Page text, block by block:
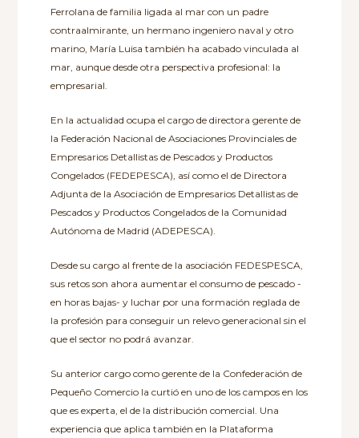
Ferrolana de familia ligada al mar con un padre
contraalmirante, un hermano ingeniero naval y otro
marino, María Luisa también ha acabado vinculada al
mar, aunque desde otra perspectiva profesional: la
empresarial.
En la actualidad ocupa el cargo de directora gerente de
la Federación Nacional de Asociaciones Provinciales de
Empresarios Detallistas de Pescados y Productos
Congelados (FEDEPESCA), así como el de Directora
Adjunta de la Asociación de Empresarios Detallistas de
Pescados y Productos Congelados de la Comunidad
Autónoma de Madrid (ADEPESCA).
Desde su cargo al frente de la asociación FEDESPESCA,
sus retos son ahora aumentar el consumo de pescado -
en horas bajas- y luchar por una formación reglada de
la profesión para conseguir un relevo generacional sin el
que el sector no podrá avanzar.
Su anterior cargo como gerente de la Confederación de
Pequeño Comercio la curtió en uno de los campos en los
que es experta, el de la distribución comercial. Una
experiencia que aplica también en la Plataforma